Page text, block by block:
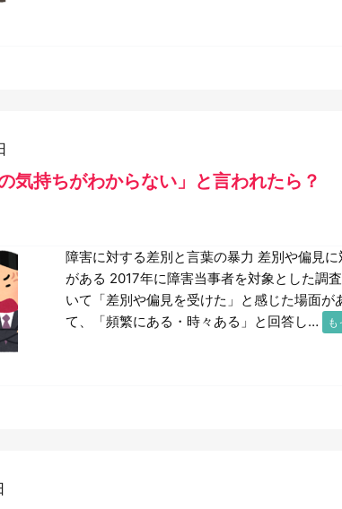
気持ちがわからない」と言われたら？
障害に対する差別と言葉の暴力 差別や偏見
がある 2017年に障害当事者を対象とした調
いて「差別や偏見を受けた」と感じた場面が
て、「頻繁にある・時々ある」と回答し…
も